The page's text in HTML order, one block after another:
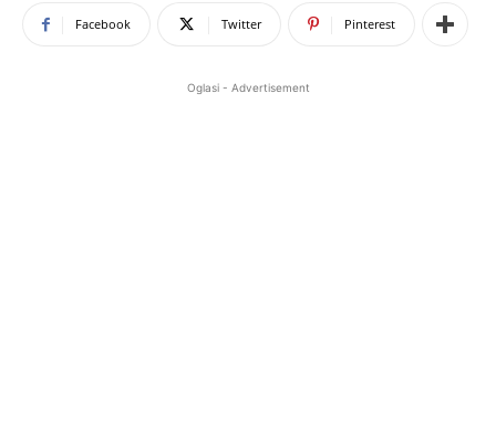
Facebook Twitter Pinterest
Oglasi - Advertisement